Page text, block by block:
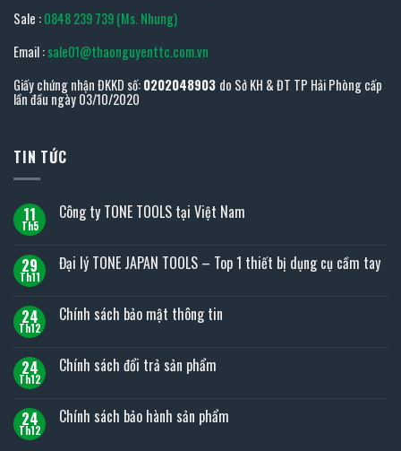
Sale :0848 239 739 (Ms. Nhung)
Email :sale01@thaonguyenttc.com.vn
Giấy chứng nhận ĐKKD số:0202048903 do Sở KH & ĐT TP Hải Phòng cấp
lần đầu ngày 03/10/2020
TIN TỨC
11
Th5
Công ty TONE TOOLS tại Việt Nam
bình
luận
TONE
TOOLS
Nam
29
Th11
Đại lý TONE JAPAN TOOLS – Top 1 thiết bị dụng cụ cầm tay
bình
luận
TONE
JAPAN
Top
1
24
Th12
Chính sách bảo mật thông tin
bình
luận
bảo
mật
24
Th12
Chính sách đổi trả sản phẩm
bình
luận
24
Th12
Chính sách bảo hành sản phẩm